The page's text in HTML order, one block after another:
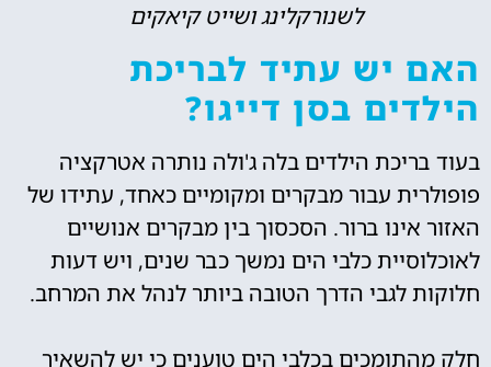
לשנורקלינג ושייט קיאקים
האם יש עתיד לבריכת
הילדים בסן דייגו?
בעוד בריכת הילדים בלה ג'ולה נותרה אטרקציה
פופולרית עבור מבקרים ומקומיים כאחד, עתידו של
האזור אינו ברור. הסכסוך בין מבקרים אנושיים
לאוכלוסיית כלבי הים נמשך כבר שנים, ויש דעות
חלוקות לגבי הדרך הטובה ביותר לנהל את המרחב.
חלק מהתומכים בכלבי הים טוענים כי יש להשאיר